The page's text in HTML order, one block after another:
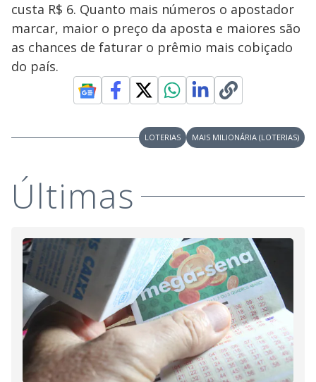
custa R$ 6. Quanto mais números o apostador
marcar, maior o preço da aposta e maiores são
as chances de faturar o prêmio mais cobiçado
do país.
LOTERIAS MAIS MILIONÁRIA (LOTERIAS)
Últimas